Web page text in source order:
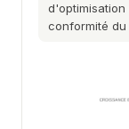
conformité du